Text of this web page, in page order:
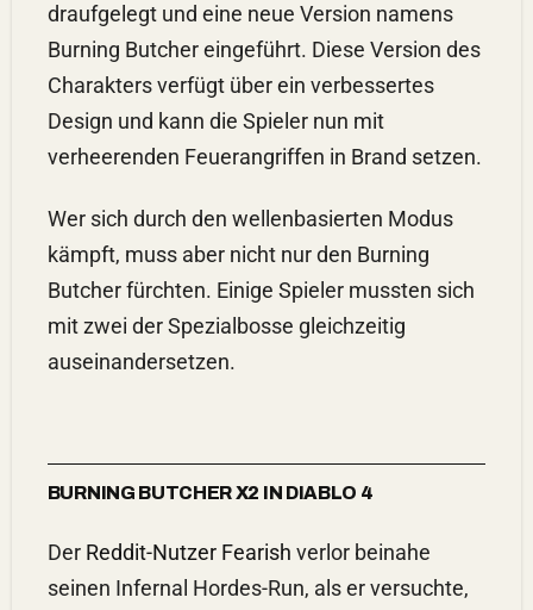
draufgelegt und eine neue Version namens
Burning Butcher eingeführt. Diese Version des
Charakters verfügt über ein verbessertes
Design und kann die Spieler nun mit
verheerenden Feuerangriffen in Brand setzen.
Wer sich durch den wellenbasierten Modus
kämpft, muss aber nicht nur den Burning
Butcher fürchten. Einige Spieler mussten sich
mit zwei der Spezialbosse gleichzeitig
auseinandersetzen.
BURNING BUTCHER X2 IN DIABLO 4
Der Reddit-Nutzer Fearish verlor beinahe
seinen Infernal Hordes-Run, als er versuchte,